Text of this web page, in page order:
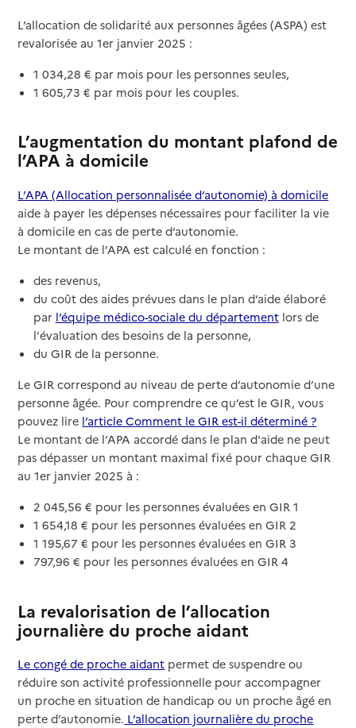
L’allocation de solidarité aux personnes âgées (ASPA) est
revalorisée au 1er janvier 2025 :
1 034,28 € par mois pour les personnes seules,
1 605,73 € par mois pour les couples.
L’augmentation du montant plafond de
l’APA à domicile
L’APA (Allocation personnalisée d’autonomie) à domicile
aide à payer les dépenses nécessaires pour faciliter la vie
à domicile en cas de perte d’autonomie.
Le montant de l’APA est calculé en fonction :
des revenus,
du coût des aides prévues dans le plan d’aide élaboré
par l’équipe médico-sociale du départementlors de
l'évaluation des besoins de la personne,
du GIR de la personne.
Le GIR correspond au niveau de perte d’autonomie d’une
personne âgée. Pour comprendre ce qu’est le GIR, vous
pouvez lire l’article Comment le GIR est-il déterminé ?
Le montant de l’APA accordé dans le plan d'aide ne peut
pas dépasser un montant maximal fixé pour chaque GIR
au 1er janvier 2025 à :
2 045,56 € pour les personnes évaluées en GIR 1
1 654,18 € pour les personnes évaluées en GIR 2
1 195,67 € pour les personnes évaluées en GIR 3
797,96 € pour les personnes évaluées en GIR 4
La revalorisation de l’allocation
journalière du proche aidant
Le congé de proche aidant permet de suspendre ou
réduire son activité professionnelle pour accompagner
un proche en situation de handicap ou un proche âgé en
perte d’autonomie. L’allocation journalière du proche